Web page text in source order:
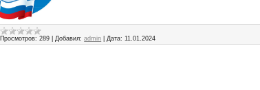
Просмотров: 289 Добавил: admin Дата: 11.01.2024